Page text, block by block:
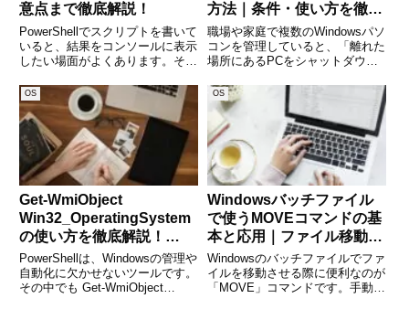
意点まで徹底解説！
PowerShellでスクリプトを書いて
いると、結果をコンソールに表示
したい場面がよくあります。そん
Hostコマンドです。直感的に使
える便利なコマンドですが、実は
使い方に注意が必要な場面もあり
ます。この記
方法｜条件・使い方を徹底
解説
職場や家庭で複数のWindowsパソ
コンを管理していると、「離れた
場所にあるPCをシャットダウン
す。そんなとき便利なのが、
Windowsに標準搭載されている
WMIC（Windows Management
Inst
OS
Get-WmiObject
Win32_OperatingSystem
の使い方を徹底解説！
PowerShellでOS情報を取
得する方法
PowerShellは、Windowsの管理や
自動化に欠かせないツールです。
その中でも Get-WmiObject
OS
Windowsバッチファイル
で使うMOVEコマンドの基
本と応用｜ファイル移動の
自動化を極める
Windowsのバッチファイルでファ
イルを移動させる際に便利なのが
「MOVE」コマンドです。手動で